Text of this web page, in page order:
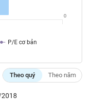
P/E cơ bản
0
Theo quý Theo năm